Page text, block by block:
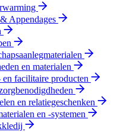
Appendages
en materialen
en facilitaire producten
en relatiegeschenken
en -systemen